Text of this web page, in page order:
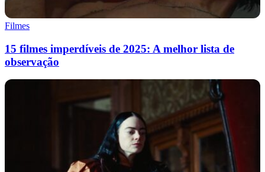
Filmes
15 filmes imperdíveis de 2025: A melhor lista de
observação